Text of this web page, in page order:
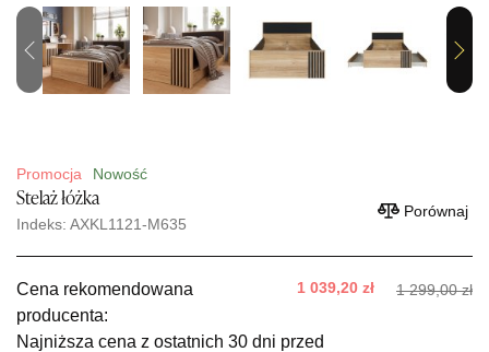
Previous Next
Promocja Nowość
Stelaż łóżka
Indeks: AXKL1121-M635
Porównaj
Cena rekomendowana
producenta:
1 039,20 zł 1 299,00 zł
Najniższa cena z ostatnich 30 dni przed